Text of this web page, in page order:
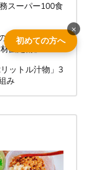
スーパー100食
をやめた結果。
固定術」
ットル汁物」3
み
×
初めての方へ